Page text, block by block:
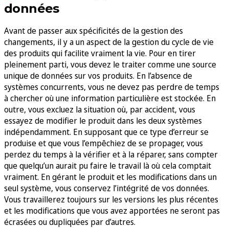
données
Avant de passer aux spécificités de la gestion des
changements, il y a un aspect de la gestion du cycle de vie
des produits qui facilite vraiment la vie. Pour en tirer
pleinement parti, vous devez le traiter comme une source
unique de données sur vos produits. En l’absence de
systèmes concurrents, vous ne devez pas perdre de temps
à chercher où une information particulière est stockée. En
outre, vous excluez la situation où, par accident, vous
essayez de modifier le produit dans les deux systèmes
indépendamment. En supposant que ce type d’erreur se
produise et que vous l’empêchiez de se propager, vous
perdez du temps à la vérifier et à la réparer, sans compter
que quelqu’un aurait pu faire le travail là où cela comptait
vraiment. En gérant le produit et les modifications dans un
seul système, vous conservez l’intégrité de vos données.
Vous travaillerez toujours sur les versions les plus récentes
et les modifications que vous avez apportées ne seront pas
écrasées ou dupliquées par d’autres.